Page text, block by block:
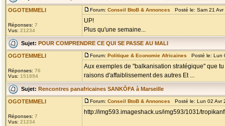
OGOTEMMELI
Réponses: 7
Vus: 21234
Forum: Conseil BtoB & Annonces Posté le: Sam 21
UP!
Plus qu'une semaine...
Sujet: POUR COMPRENDRE CE QUI SE PASSE AU MALI
OGOTEMMELI
Réponses: 76
Vus: 151894
Forum: Politique & Economie Africaines Posté le: Lun
Aux exemples de "balkanisation stratégique" que
raisons d'affaiblissement des autres Et ...
Sujet: Rencontres panafricaines SANKÔFA à Marseille
OGOTEMMELI
Réponses: 7
Vus: 21234
Forum: Conseil BtoB & Annonces Posté le: Lun 02
http://img593.imageshack.us/img593/1031/